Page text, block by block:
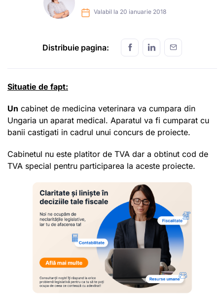
Valabil la 20 ianuarie 2018
Distribuie pagina:
Situatie de fapt:
Un cabinet de medicina veterinara va cumpara din
Ungaria un aparat medical. Aparatul va fi cumparat cu
banii castigati in cadrul unui concurs de proiecte.
Cabinetul nu este platitor de TVA dar a obtinut cod de
TVA special pentru participarea la aceste proiecte.